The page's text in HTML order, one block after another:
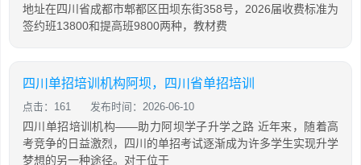
地址在四川省成都市郫都区田坝东街358号，2026届收费标准为
签约班13800和提高班9800两种，教材费
四川单招培训机构阿坝，四川省单招培训
点击：161 发布时间：2026-06-10
四川单招培训机构——助力阿坝学子升学之路 近年来，随着高
考竞争的日益激烈，四川的单招考试逐渐成为许多学生实现升学
梦想的另一种途径。对于位于